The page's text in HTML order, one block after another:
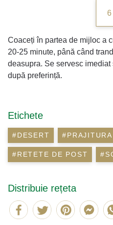
6
Coaceți în partea de mijloc a
20-25 minute, până când
deasupra. Se servesc
după preferință.
Etichete
#DESERT
#RETETE DE POST
Distribuie rețeta